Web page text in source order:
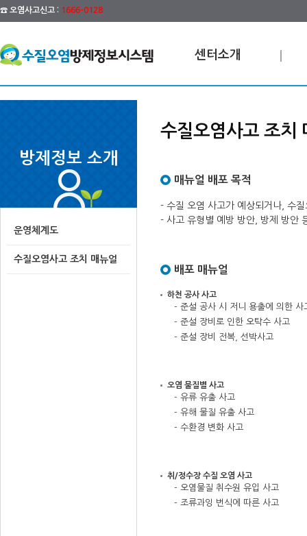
☎ 오염사고신고 : 1666-0128
센터소개
방제정보 소개
운영체계도
수질오염사고 조치 매뉴얼
수질오염사고 조치
매뉴얼 배포 목적
- 수질 오염 사고가 예상되거나, 수
- 사고 유형별 예방 방안, 방제 방안
배포 매뉴얼
하천 공사 사고
- 준설 공사 시 저니 용출에 의한 사
- 준설 장비로 인한 오탁수 사고
- 준설 장비 전복, 선박사고
오염 물질별 사고
- 유류 유출 사고
- 유해 물질 유출 사고
- 수환경 변화 사고
취/정수장 수질 오염 사고
- 오염물질 취수원 유입 사고
- 조류과잉 번식에 따른 사고